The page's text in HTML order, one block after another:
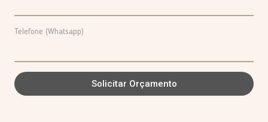
Telefone (Whatsapp)
Solicitar Orçamento